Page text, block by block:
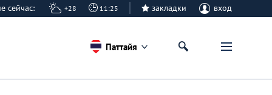
сейчас: +28 11:25 закладки вход
Паттайя